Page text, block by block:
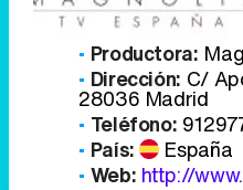
Productora:
Dirección: C/
28036 Madrid
Teléfono:
País:
España
Web: http://